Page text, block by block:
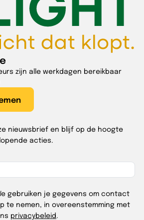
zijn alle werkdagen bereikbaar
nieuwsbrief en blijf op de hoogte
acties.
gebruiken je gegevens om contact
te nemen, in overeenstemming met
privacybeleid.